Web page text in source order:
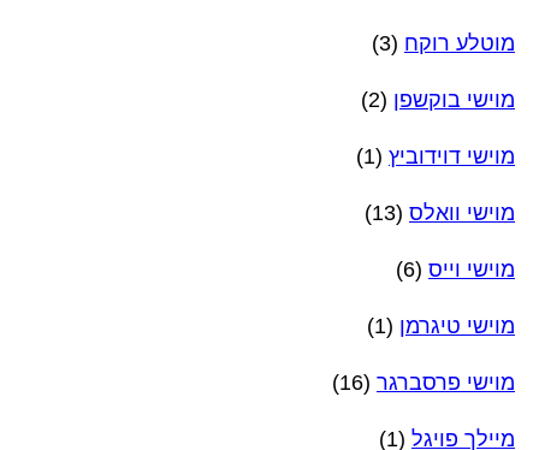
מוטלע רוקח (3)
מוישי בוקשפן (2)
מוישי דוידוביץ (1)
מוישי וואלס (13)
מוישי וייס (6)
מוישי טיגרמן (1)
מוישי פרסברגר (16)
מיילך פויגל (1)